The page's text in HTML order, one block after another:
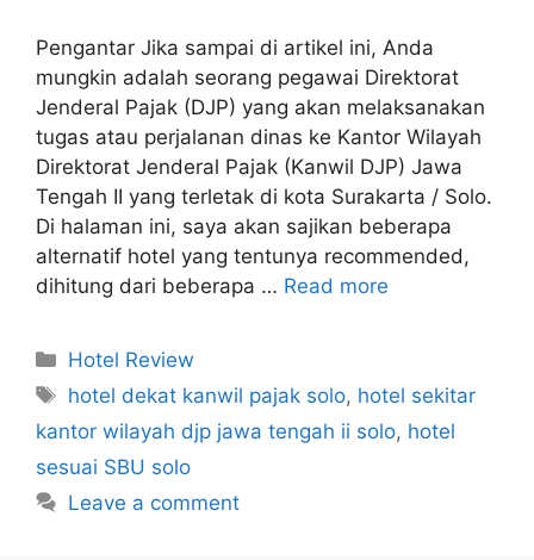
Pengantar Jika sampai di artikel ini, Anda
mungkin adalah seorang pegawai Direktorat
Jenderal Pajak (DJP) yang akan melaksanakan
tugas atau perjalanan dinas ke Kantor Wilayah
Direktorat Jenderal Pajak (Kanwil DJP) Jawa
Tengah II yang terletak di kota Surakarta / Solo.
Di halaman ini, saya akan sajikan beberapa
alternatif hotel yang tentunya recommended,
dihitung dari beberapa … Read more
Categories
Hotel Review
Tags
hotel dekat kanwil pajak solo, hotel sekitar
kantor wilayah djp jawa tengah ii solo, hotel
sesuai SBU solo
Leave a comment